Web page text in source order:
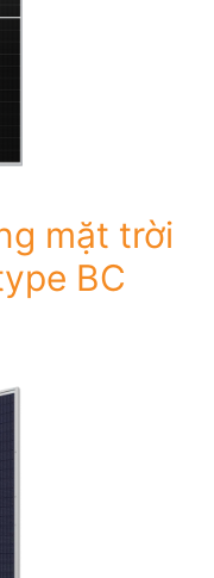
mặt trời
BC